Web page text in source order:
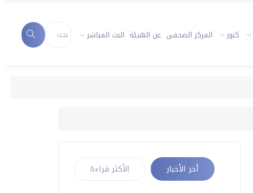
كنوز المركز الصحفى عن الهيئة البث المباشر
أخر الأخبار الأكثر قراءة